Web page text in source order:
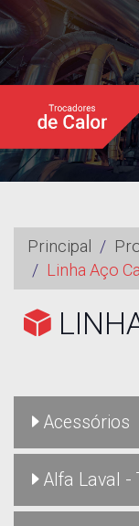
Principal
Linha Aço
Acessórios
Alfa Laval -